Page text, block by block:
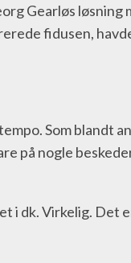
Gearløs løsning
fidusen,
Som blandt
på nogle
i dk. Virkelig. Det